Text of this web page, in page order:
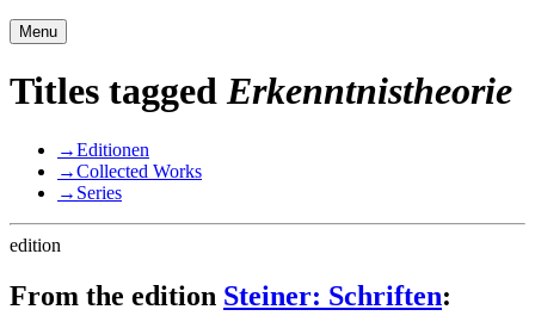
Menu
Titles taggedErkenntnistheorie
→Editionen
→Collected Works
→ Series
edition
From the edition Steiner: Schriften: